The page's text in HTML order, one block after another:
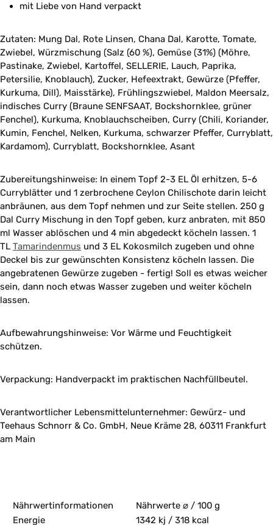
mit Liebe von Hand verpackt
Zutaten: Mung Dal, Rote Linsen, Chana Dal, Karotte, Tomate,
Zwiebel, Würzmischung (Salz (60 %), Gemüse (31%) (Möhre,
Pastinake, Zwiebel, Kartoffel, SELLERIE, Lauch, Paprika,
Petersilie, Knoblauch), Zucker, Hefeextrakt, Gewürze (Pfeffer,
Kurkuma, Dill), Maisstärke), Frühlingszwiebel, Maldon Meersalz,
indisches Curry (Braune SENFSAAT, Bockshornklee, grüner
Fenchel), Kurkuma, Knoblauchscheiben, Curry (Chili, Koriander,
Kumin, Fenchel, Nelken, Kurkuma, schwarzer Pfeffer, Curryblatt,
Kardamom), Curryblatt, Bockshornklee, Asant
Zubereitungshinweise: In einem Topf 2-3 EL Öl erhitzen, 5-6
Curryblätter und 1 zerbrochene Ceylon Chilischote darin leicht
anbräunen, aus dem Topf nehmen und zur Seite stellen. 250 g
Dal Curry Mischung in den Topf geben, kurz anbraten, mit 850
ml Wasser ablöschen und 4 min abgedeckt köcheln lassen. 1
TL Tamarindenmus und 3 EL Kokosmilch zugeben und ohne
Deckel bis zur gewünschten Konsistenz köcheln lassen. Die
angebratenen Gewürze zugeben - fertig! Soll es etwas weicher
sein, dann noch etwas Wasser zugeben und weiter köcheln
lassen.
Aufbewahrungshinweise: Vor Wärme und Feuchtigkeit
schützen.
Verpackung: Handverpackt im praktischen Nachfüllbeutel.
Verantwortlicher Lebensmittelunternehmer: Gewürz- und
Teehaus Schnorr & Co. GmbH, Neue Kräme 28, 60311 Frankfurt
am Main
Nährwertinformationen
Nährwerte ⌀ / 100 g
Energie
1342 kj / 318 kcal